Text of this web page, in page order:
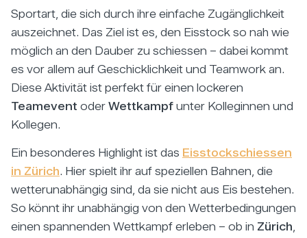
Sportart, die sich durch ihre einfache Zugänglichkeit
auszeichnet. Das Ziel ist es, den Eisstock so nah wie
möglich an den Dauber zu schiessen – dabei kommt
es vor allem auf Geschicklichkeit und Teamwork an.
Diese Aktivität ist perfekt für einen lockeren
Teamevent oder Wettkampf unter Kolleginnen und
Kollegen.
Ein besonderes Highlight ist das Eisstockschiessen
in Zürich. Hier spielt ihr auf speziellen Bahnen, die
wetterunabhängig sind, da sie nicht aus Eis bestehen.
So könnt ihr unabhängig von den Wetterbedingungen
einen spannenden Wettkampf erleben – ob in Zürich,